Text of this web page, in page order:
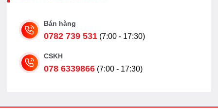
Bán hàng
0782 739 531 (7:00 - 17:30)
CSKH
078 6339866 (7:00 - 17:30)